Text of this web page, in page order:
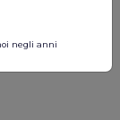
cose
non
negli anni